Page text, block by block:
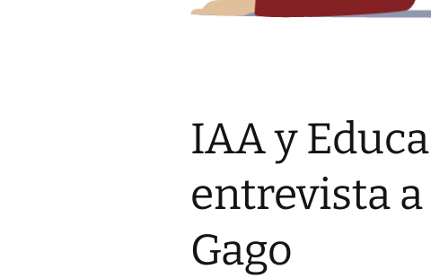
IAA y
entrevista a
Gago